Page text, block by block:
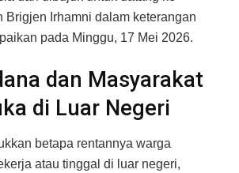
Brigjen Irhamni dalam keterangan
pada Minggu, 17 Mei 2026.
dan Masyarakat
di Luar Negeri
betapa rentannya warga
atau tinggal di luar negeri,